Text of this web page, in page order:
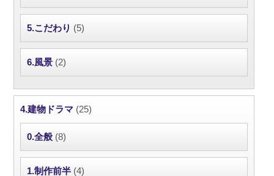
5.こだわり (5)
6.風景 (2)
4.建物ドラマ (25)
0.全般 (8)
1.制作前半 (4)